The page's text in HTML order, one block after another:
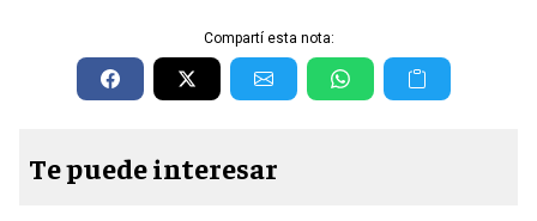
Compartí esta nota:
Te puede interesar